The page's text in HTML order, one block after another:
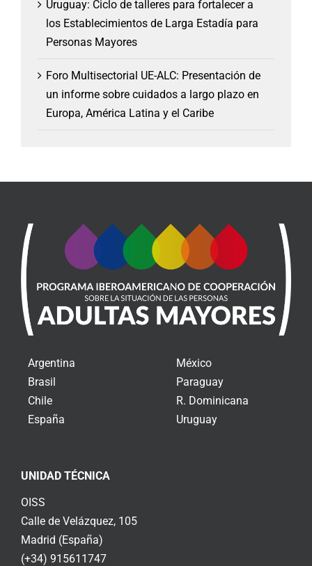
Uruguay: Ciclo de talleres para fortalecer a
los Establecimientos de Larga Estadía para
Personas Mayores
Foro Multisectorial UE-ALC: Presentación de
un informe sobre cuidados a largo plazo en
Europa, América Latina y el Caribe
Argentina
Brasil
Chile
España
México
Paraguay
R. Dominicana
Uruguay
UNIDAD TÉCNICA
OISS
Calle de Velázquez, 105
Madrid (España)
(+34) 915611747